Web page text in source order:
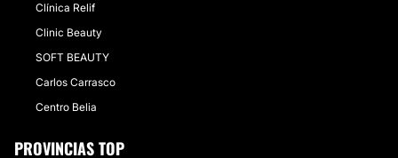
Clínica Relif
Clinic Beauty
SOFT BEAUTY
Carlos Carrasco
Centro Belia
PROVINCIAS TOP